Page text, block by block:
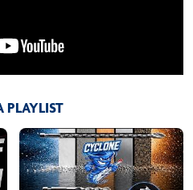
PLAYLIST